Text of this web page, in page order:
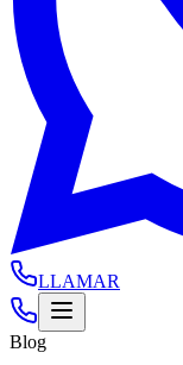
LLAMAR
Blog